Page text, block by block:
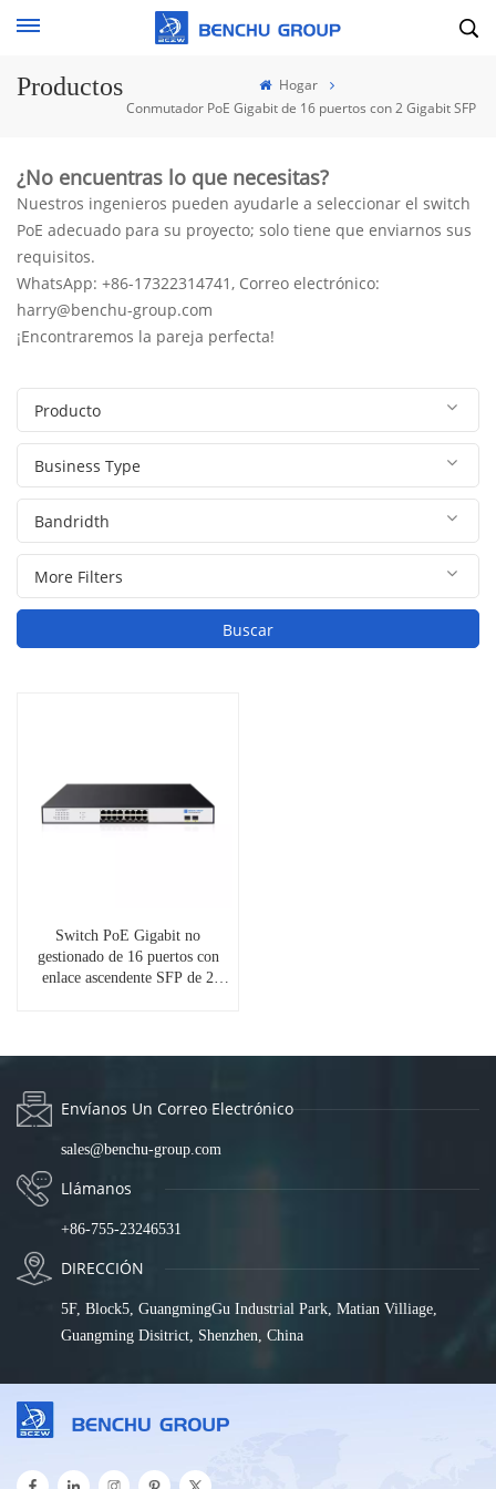
Productos
Hogar
Conmutador PoE Gigabit de 16 puertos con 2 Gigabit SFP
¿No encuentras lo que necesitas?
Nuestros ingenieros pueden ayudarle a seleccionar el switch
PoE adecuado para su proyecto; solo tiene que enviarnos sus
requisitos.
WhatsApp: +86-17322314741, Correo electrónico:
harry@benchu-group.com
¡Encontraremos la pareja perfecta!
Buscar
Switch PoE Gigabit no
gestionado de 16 puertos con
enlace ascendente SFP de 2
Envíanos Un Correo Electrónico
sales@benchu-group.com
Llámanos
+86-755-23246531
DIRECCIÓN
5F, Block5, GuangmingGu Industrial Park, Matian Villiage,
Guangming Disitrict, Shenzhen, China